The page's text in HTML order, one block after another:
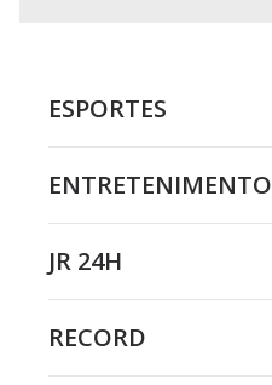
ESPORTES
ENTRETENIMENTO
JR 24H
RECORD